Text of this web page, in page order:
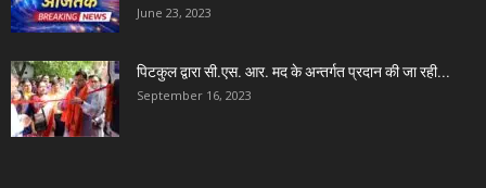
June 23, 2023
पिटकुल द्वारा सी.एस. आर. मद के अन्तर्गत प्रदान की जा रही...
September 16, 2023